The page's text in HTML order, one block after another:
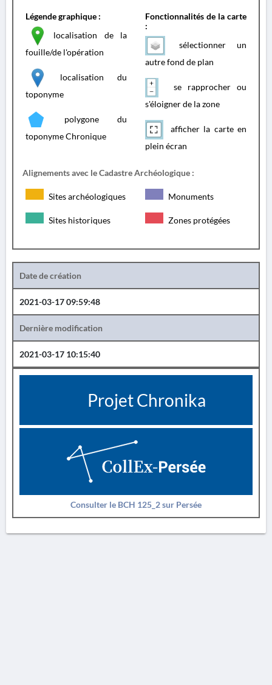
Légende graphique :
localisation de la
fouille/de l'opération
localisation du
toponyme
polygone du
toponyme Chronique
Fonctionnalités de la carte
:
sélectionner un
autre fond de plan
se rapprocher ou
s'éloigner de la zone
afficher la carte en
plein écran
Alignements avec le Cadastre Archéologique :
Sites archéologiques Monuments
Sites historiques Zones protégées
Date de création
2021-03-17 09:59:48
Dernière modification
2021-03-17 10:15:40
Projet Chronika
Consulter le BCH 125_2 sur Persée